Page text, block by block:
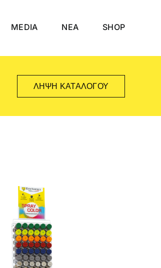
MEDIA NEA SHOP
ΛΉΨΗ ΚΑΤΑΛΌΓΟΥ